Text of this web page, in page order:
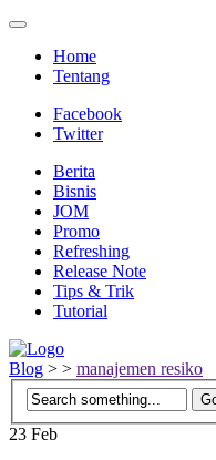
Home
Tentang
Facebook
Twitter
Berita
Bisnis
JOM
Promo
Refreshing
Release Note
Tips & Trik
Tutorial
Blog > > manajemen resiko
23 Feb